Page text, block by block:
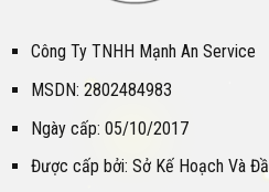
Công Ty TNHH Mạnh An Service
MSDN: 2802484983
Ngày cấp: 05/10/2017
Được cấp bởi: Sở Kế Hoạch Và